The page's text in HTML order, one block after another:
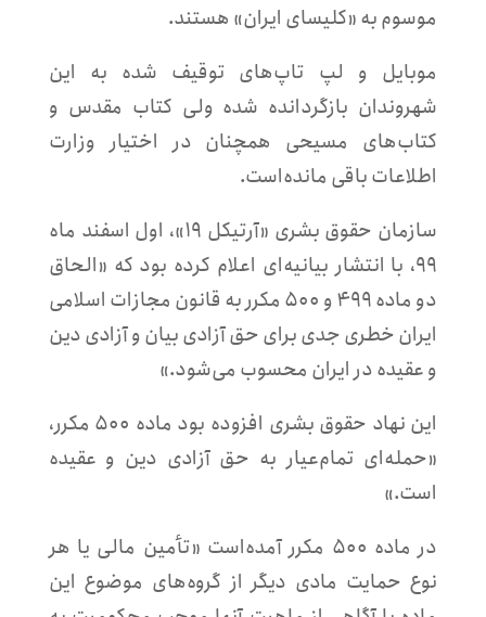
موسوم به «کلیسای ایران» هستند.
موبایل و لپ تاپ‌های توقیف شده به این
شهروندان بازگردانده شده ولی کتاب مقدس و
کتاب‌های مسیحی همچنان در اختیار وزارت
اطلاعات باقی مانده‌است.
سازمان حقوق بشری «آرتیکل ۱۹»، اول اسفند ماه
۹۹، با انتشار بیانیه‌ای اعلام کرده بود که «الحاق
دو ماده ۴۹۹ و ۵۰۰ مکرر به قانون مجازات اسلامی
ایران خطری جدی برای حق آزادی بیان و آزادی دین
و عقیده در ایران محسوب می‌شود.»
این نهاد حقوق بشری افزوده بود ماده ۵۰۰ مکرر،
«حمله‌ای تمام‌عیار به حق آزادی دین و عقیده
است.»
در ماده ۵۰۰ مکرر آمده‌است «تأمین مالی یا هر
نوع حمایت مادی دیگر از گروه‌های موضوع این